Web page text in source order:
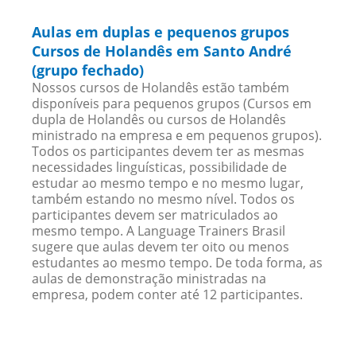
Aulas em duplas e pequenos grupos
Cursos de Holandês em Santo André
(grupo fechado)
Nossos cursos de Holandês estão também
disponíveis para pequenos grupos (Cursos em
dupla de Holandês ou cursos de Holandês
ministrado na empresa e em pequenos grupos).
Todos os participantes devem ter as mesmas
necessidades linguísticas, possibilidade de
estudar ao mesmo tempo e no mesmo lugar,
também estando no mesmo nível. Todos os
participantes devem ser matriculados ao
mesmo tempo. A Language Trainers Brasil
sugere que aulas devem ter oito ou menos
estudantes ao mesmo tempo. De toda forma, as
aulas de demonstração ministradas na
empresa, podem conter até 12 participantes.